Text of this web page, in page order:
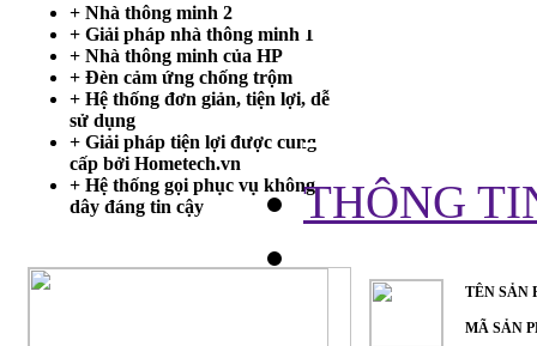
+ Nhà thông minh 2
+ Giải pháp nhà thông minh 1
+ Nhà thông minh của HP
+ Đèn cảm ứng chống trộm
+ Hệ thống đơn giản, tiện lợi, dễ
sử dụng
+ Giải pháp tiện lợi được cung
cấp bởi Hometech.vn
+ Hệ thống gọi phục vụ không
dây đáng tin cậy
TỰ
TÊN SẢN
MÃ SẢN
THÔNG